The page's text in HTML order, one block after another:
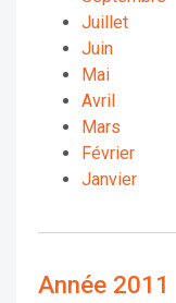
Juillet
Juin
Mai
Avril
Mars
Février
Janvier
Année 2011